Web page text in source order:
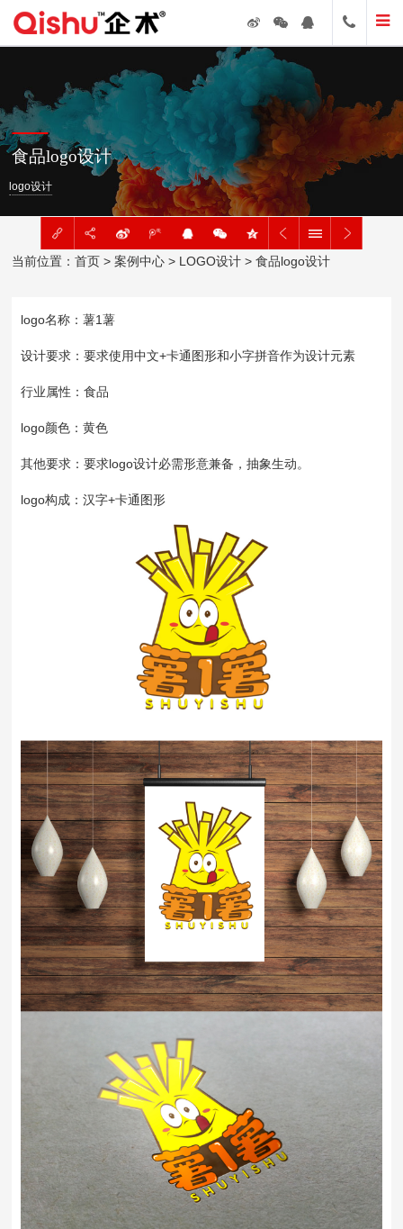
食品logo设计
logo设计
当前位置：首页 >案例中心 > LOGO设计 > 食品logo设计
logo名称：薯1薯
设计要求：要求使用中文+卡通图形和小字拼音作为设计元素
行业属性：食品
logo颜色：黄色
其他要求：要求logo设计必需形意兼备，抽象生动。
logo构成：汉字+卡通图形